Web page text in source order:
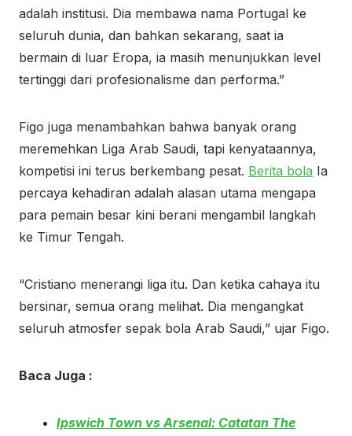
adalah institusi. Dia membawa nama Portugal ke
seluruh dunia, dan bahkan sekarang, saat ia
bermain di luar Eropa, ia masih menunjukkan level
tertinggi dari profesionalisme dan performa.”
Figo juga menambahkan bahwa banyak orang
meremehkan Liga Arab Saudi, tapi kenyataannya,
kompetisi ini terus berkembang pesat. Berita bola Ia
percaya kehadiran adalah alasan utama mengapa
para pemain besar kini berani mengambil langkah
ke Timur Tengah.
“Cristiano menerangi liga itu. Dan ketika cahaya itu
bersinar, semua orang melihat. Dia mengangkat
seluruh atmosfer sepak bola Arab Saudi,” ujar Figo.
Baca Juga :
Ipswich Town vs Arsenal: Catatan The